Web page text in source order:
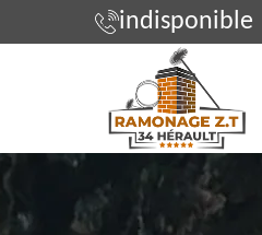
indisponible